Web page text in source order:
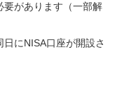
要があります（一部解
にNISA口座が開設さ